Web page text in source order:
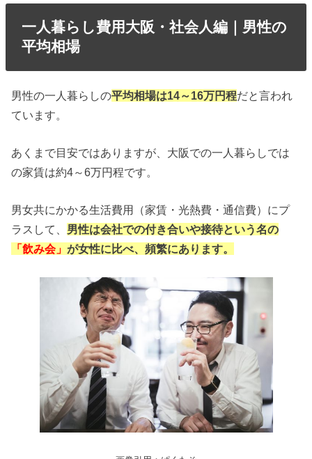
一人暮らし費用大阪・社会人編｜男性の
平均相場
男性の一人暮らしの平均相場は14～16万円程だと言われ
ています。
あくまで目安ではありますが、大阪での一人暮らしでは
の家賃は約4～6万円程です。
男女共にかかる生活費用（家賃・光熱費・通信費）にプ
ラスして、 男性は会社での付き合いや接待という名の
「飲み会」が女性に比べ、頻繁にあります。